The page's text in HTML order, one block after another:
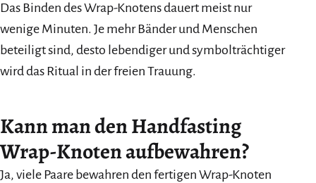
Das Binden des Wrap-Knotens dauert meist nur
wenige Minuten. Je mehr Bänder und Menschen
beteiligt sind, desto lebendiger und symbolträchtiger
wird das Ritual in der freien Trauung.
Kann man den Handfasting
Wrap-Knoten aufbewahren?
Ja, viele Paare bewahren den fertigen Wrap-Knoten